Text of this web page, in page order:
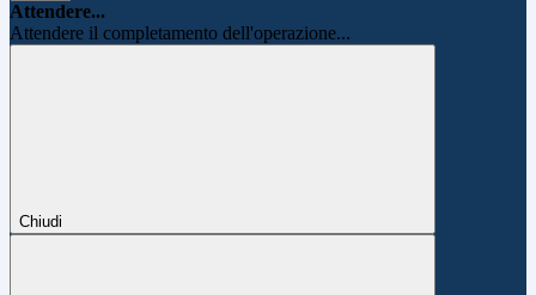
Attendere...
Attendere il completamento dell'operazione...
Chiudi